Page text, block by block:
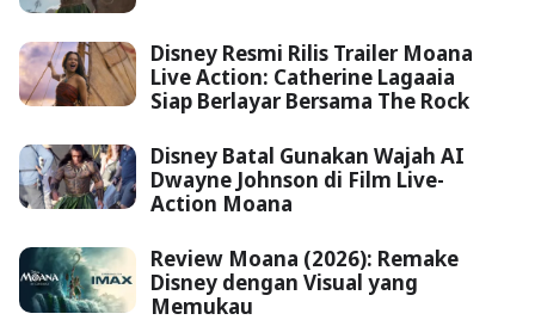
Disney Resmi Rilis Trailer Moana
Live Action: Catherine Lagaaia
Siap Berlayar Bersama The Rock
Disney Batal Gunakan Wajah AI
Dwayne Johnson di Film Live-
Action Moana
Review Moana (2026): Remake
Disney dengan Visual yang
Memukau